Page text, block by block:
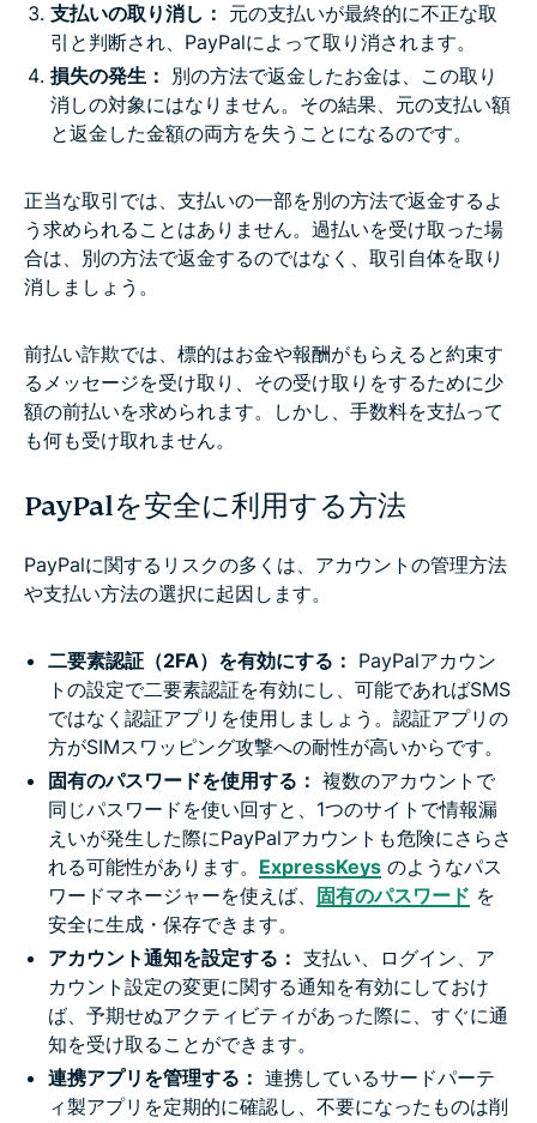
支払いの取り消し： 元の支払いが最終的に不正な取
引と判断され、PayPalによって取り消されます。
損失の発生：
別の方法で返金したお金は、この取り
消しの対象にはなりません。その結果、元の支払い額
と返金した金額の両方を失うことになるのです。
正当な取引では、支払いの一部を別の方法で返金するよ
う求められることはありません。過払いを受け取った場
合は、別の方法で返金するのではなく、取引自体を取り
消しましょう。
前払い詐欺では、標的はお金や報酬がもらえると約束す
るメッセージを受け取り、その受け取りをするために少
額の前払いを求められます。しかし、手数料を支払って
も何も受け取れません。
PayPalを安全に利用する方法
PayPalに関するリスクの多くは、アカウントの管理方法
や支払い方法の選択に起因します。
二要素認証（2FA）を有効にする： PayPalアカウン
トの設定で二要素認証を有効にし、可能であればSMS
ではなく認証アプリを使用しましょう。認証アプリの
方がSIMスワッピング攻撃への耐性が高いからです。
固有のパスワードを使用する： 複数のアカウントで
同じパスワードを使い回すと、1つのサイトで情報漏
えいが発生した際にPayPalアカウントも危険にさらさ
れる可能性があります。 ExpressKeys のようなパス
ワードマネージャーを使えば、
固有のパスワード を
安全に生成・保存できます。
アカウント通知を設定する： 支払い、ログイン、ア
カウント設定の変更に関する通知を有効にしておけ
ば、予期せぬアクティビティがあった際に、すぐに通
知を受け取ることができます。
連携アプリを管理する： 連携しているサードパーテ
ィ製アプリを定期的に確認し、不要になったものは削